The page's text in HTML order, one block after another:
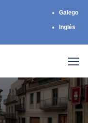
Galego
Inglés